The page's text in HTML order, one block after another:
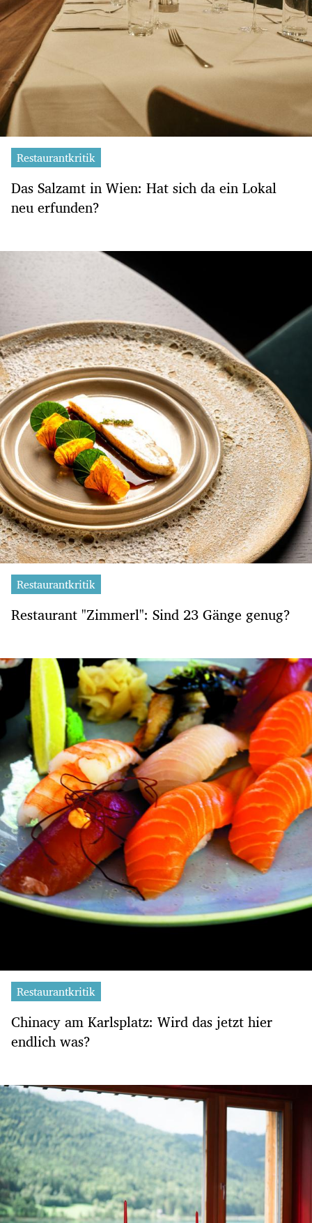
Restaurantkritik
Das Salzamt in Wien: Hat sich da ein Lokal
neu erfunden?
Restaurantkritik
Restaurant "Zimmerl": Sind 23 Gänge genug?
Restaurantkritik
Chinacy am Karlsplatz: Wird das jetzt hier
endlich was?